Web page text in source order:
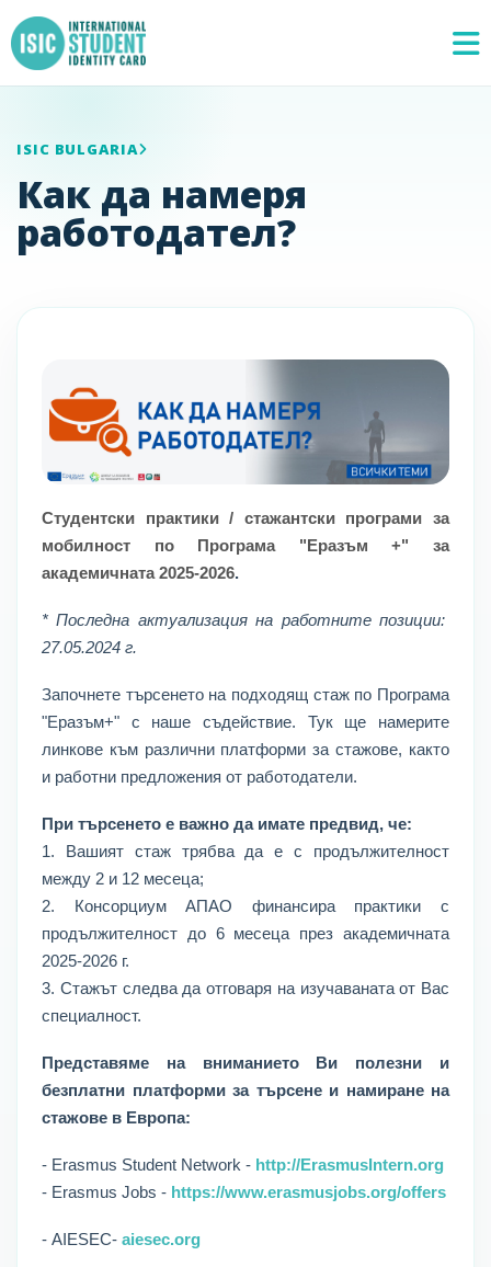
ISIC BULGARIA
Как да намеря
работодател?
Студентски практики / стажантски програми за
мобилност по Програма "Еразъм +" за
академичната 2025-2026.
* Последна актуализация на работните позиции:
27.05.2024 г.
Започнете търсенето на подходящ стаж по Програма
"Еразъм+" с наше съдействие. Тук ще намерите
линкове към различни платформи за стажове, както
и работни предложения от работодатели.
При търсенето е важно да имате предвид, че:
1. Вашият стаж трябва да е с продължителност
между 2 и 12 месеца;
2. Консорциум АПАО финансира практики с
продължителност до 6 месеца през академичната
2025-2026 г.
3. Стажът следва да отговаря на изучаваната от Вас
специалност.
Представяме на вниманието Ви полезни и
безплатни платформи за търсене и намиране на
стажове в Европа:
- Erasmus Student Network - http://ErasmusIntern.org
- Erasmus Jobs - https://www.erasmusjobs.org/offers
- AIESEC- aiesec.org